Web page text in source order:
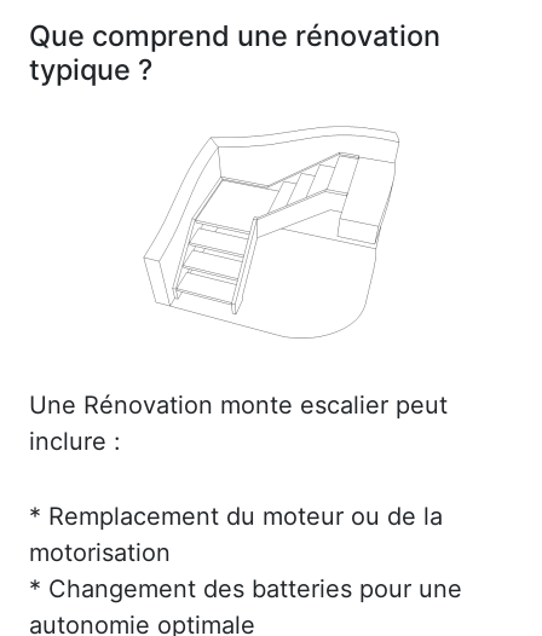
Que comprend une rénovation
typique ?
Une Rénovation monte escalier peut
inclure :
* Remplacement du moteur ou de la
motorisation
* Changement des batteries pour une
autonomie optimale